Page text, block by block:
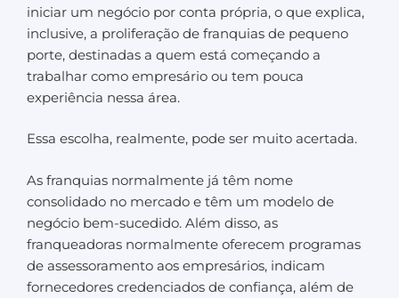
iniciar um negócio por conta própria, o que explica,
inclusive, a proliferação de franquias de pequeno
porte, destinadas a quem está começando a
trabalhar como empresário ou tem pouca
experiência nessa área.
Essa escolha, realmente, pode ser muito acertada.
As franquias normalmente já têm nome
consolidado no mercado e têm um modelo de
negócio bem-sucedido. Além disso, as
franqueadoras normalmente oferecem programas
de assessoramento aos empresários, indicam
fornecedores credenciados de confiança, além de